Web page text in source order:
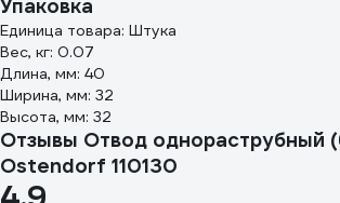
Упаковка
Единица товара: Штука
Вес, кг: 0.07
Длина, мм: 40
Ширина, мм: 32
Высота, мм: 32
Отзывы Отвод однораструбный
Ostendorf 110130